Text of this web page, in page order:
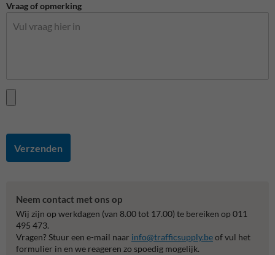
Vraag of opmerking
Verzenden
Neem contact met ons op
Wij zijn op werkdagen (van 8.00 tot 17.00) te bereiken op 011
495 473.
Vragen? Stuur een e-mail naar info@trafficsupply.beof vul het
formulier in en we reageren zo spoedig mogelijk.